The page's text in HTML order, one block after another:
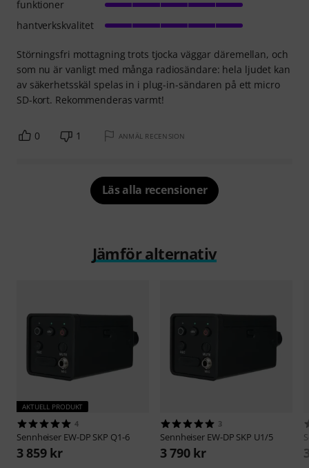
Störningsfri mottagning trots tjocka väggar däremellan, och
som nu är vanligt med många radiosändare: hela ljudet kan
av säkerhetsskäl spelas in i plug-in-sändaren på ett micro
SD-kort. Rekommenderas varmt!
funktioner
hantverkskvalitet
0 1 ANMÄL RECENSION
Läs alla recensioner
Jämför alternativ
AKTUELL PRODUKT
4
Sennheiser EW-DP SKP Q1-6
3 859 kr
3
Sennheiser EW-DP SKP U1/5
3 790 kr